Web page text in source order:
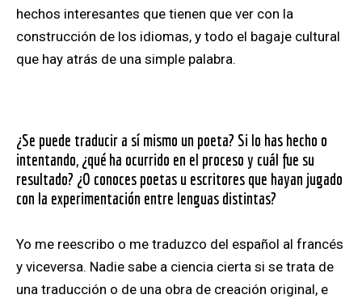
hechos interesantes que tienen que ver con la
construcción de los idiomas, y todo el bagaje cultural
que hay atrás de una simple palabra.
¿Se puede traducir a sí mismo un poeta? Si lo has hecho o
intentando, ¿qué ha ocurrido en el proceso y cuál fue su
resultado? ¿O conoces poetas u escritores que hayan jugado
con la experimentación entre lenguas distintas?
Yo me reescribo o me traduzco del español al francés
y viceversa. Nadie sabe a ciencia cierta si se trata de
una traducción o de una obra de creación original, e